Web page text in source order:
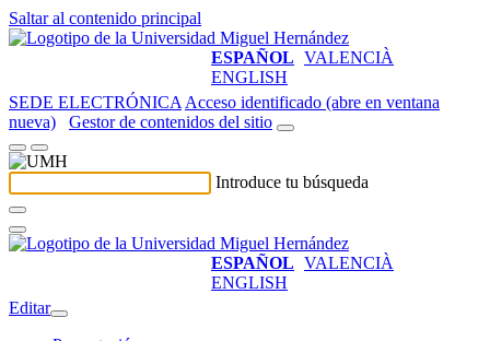
Saltar al contenido principal
ESPAÑOL VALENCIÀ
ENGLISH
SEDE ELECTRÓNICA Acceso identificado (abre en ventana
nueva)
Gestor de contenidos del sitio
Introduce tu búsqueda
ESPAÑOL VALENCIÀ
ENGLISH
Editar